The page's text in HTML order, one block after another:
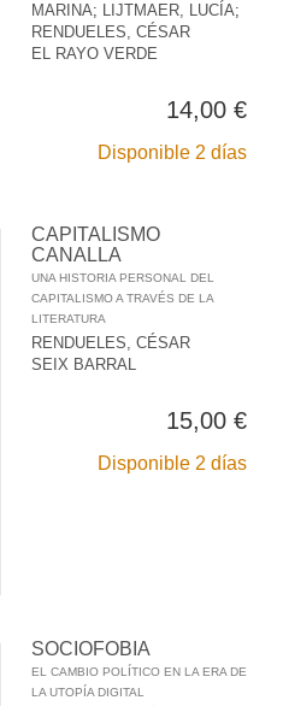
MARINA; LIJTMAER, LUCÍA;
RENDUELES, CÉSAR
EL RAYO VERDE
14,00 €
Disponible 2 días
CAPITALISMO
CANALLA
UNA HISTORIA PERSONAL DEL
CAPITALISMO A TRAVÉS DE LA
LITERATURA
RENDUELES, CÉSAR
SEIX BARRAL
15,00 €
Disponible 2 días
SOCIOFOBIA
EL CAMBIO POLÍTICO EN LA ERA DE
LA UTOPÍA DIGITAL